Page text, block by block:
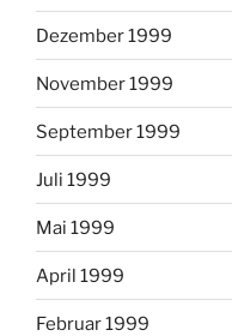
Dezember 1999
November 1999
September 1999
Juli 1999
Mai 1999
April 1999
Februar 1999